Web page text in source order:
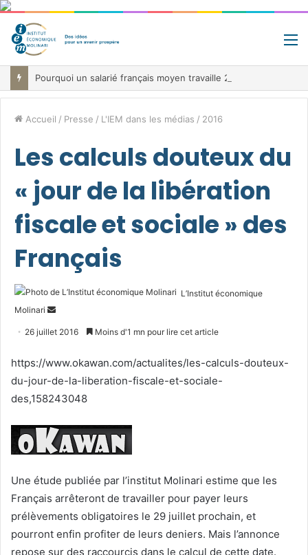
Accueil / Presse / L'IEM dans les médias / 2016
Les calculs douteux du
« jour de la libération
fiscale et sociale » des
Français
L’Institut économique
Molinari
Envoyer
26 juillet 2016 Moins d'1 mn pour lire cet article
https://www.okawan.com/actualites/les-calculs-douteux-
du-jour-de-la-liberation-fiscale-et-sociale-
des,158243048
Une étude publiée par l’institut Molinari estime que les
Français arrêteront de travailler pour payer leurs
prélèvements obligatoires le 29 juillet prochain, et
pourront enfin profiter de leurs deniers. Mais l’annonce
repose sur des raccourcis dans le calcul de cette date.